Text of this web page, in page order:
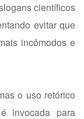
científicos
evitar que
incômodos e
o uso retórico
invocada para